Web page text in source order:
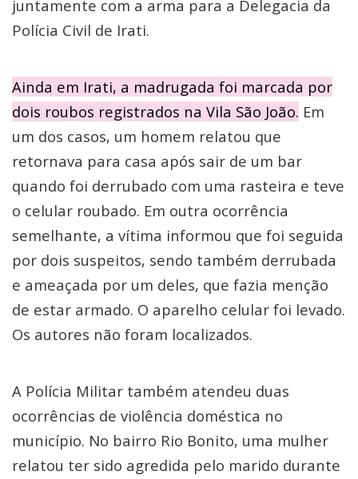
juntamente com a arma para a Delegacia da
Polícia Civil de Irati.
Ainda em Irati, a madrugada foi marcada por
dois roubos registrados na Vila São João. Em
um dos casos, um homem relatou que
retornava para casa após sair de um bar
quando foi derrubado com uma rasteira e teve
o celular roubado. Em outra ocorrência
semelhante, a vítima informou que foi seguida
por dois suspeitos, sendo também derrubada
e ameaçada por um deles, que fazia menção
de estar armado. O aparelho celular foi levado.
Os autores não foram localizados.
A Polícia Militar também atendeu duas
ocorrências de violência doméstica no
município. No bairro Rio Bonito, uma mulher
relatou ter sido agredida pelo marido durante